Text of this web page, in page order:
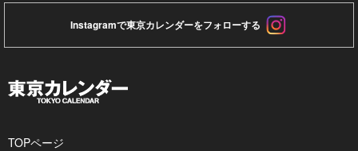
Instagramで東京カレンダーをフォローする
TOPページ